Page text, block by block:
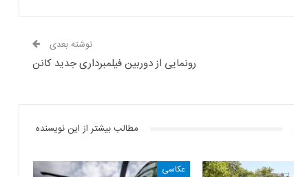
نوشته بعدی
رونمایی از دوربین فیلمبرداری جدید کانن
مطالب بیشتر از این نویسنده
عکاسی